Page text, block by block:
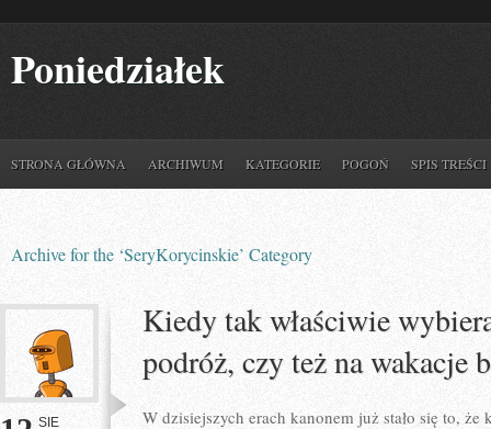
Poniedziałek
STRONA GŁÓWNA ARCHIWUM KATEGORIE POGOŃ SPIS TREŚCI
Archive for the ‘SeryKorycinskie’ Category
SIE
Kiedy tak właściwie
podróż, czy też na wakacje
W dzisiejszych erach kanonem już stało się to, że